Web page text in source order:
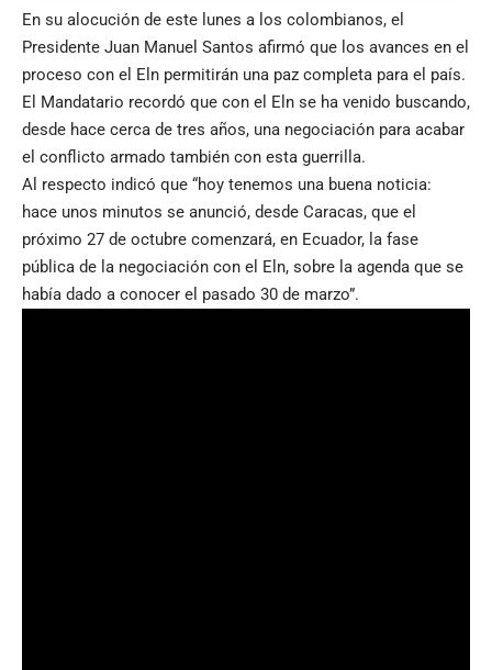
En su alocución de este lunes a los colombianos, el
Presidente Juan Manuel Santos afirmó que los avances en el
proceso con el Eln permitirán una paz completa para el país.
El Mandatario recordó que con el Eln se ha venido buscando,
desde hace cerca de tres años, una negociación para acabar
el conflicto armado también con esta guerrilla.
Al respecto indicó que “hoy tenemos una buena noticia:
hace unos minutos se anunció, desde Caracas, que el
próximo 27 de octubre comenzará, en Ecuador, la fase
pública de la negociación con el Eln, sobre la agenda que se
había dado a conocer el pasado 30 de marzo”.